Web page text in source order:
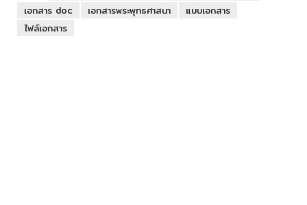
เอกสาร doc
เอกสารพระพุทธศาสนา
แบบเอกสาร
ไฟล์เอกสาร